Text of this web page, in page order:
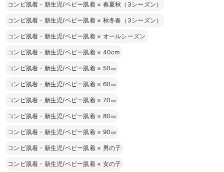
コンビ肌着・新生児/ベビー肌着 × 春夏秋（3シーズン）
コンビ肌着・新生児/ベビー肌着 × 秋冬春（3シーズン）
コンビ肌着・新生児/ベビー肌着 × オールシーズン
コンビ肌着・新生児/ベビー肌着 × 40cm
コンビ肌着・新生児/ベビー肌着 × 50㎝
コンビ肌着・新生児/ベビー肌着 × 60㎝
コンビ肌着・新生児/ベビー肌着 × 70㎝
コンビ肌着・新生児/ベビー肌着 × 80㎝
コンビ肌着・新生児/ベビー肌着 × 90㎝
コンビ肌着・新生児/ベビー肌着 × 男の子
コンビ肌着・新生児/ベビー肌着 × 女の子